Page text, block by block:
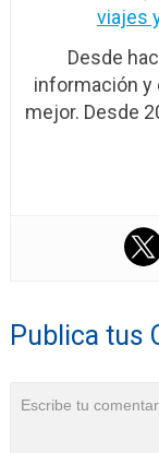
viajes
Desde
información y
mejor. Desde
Publica tus